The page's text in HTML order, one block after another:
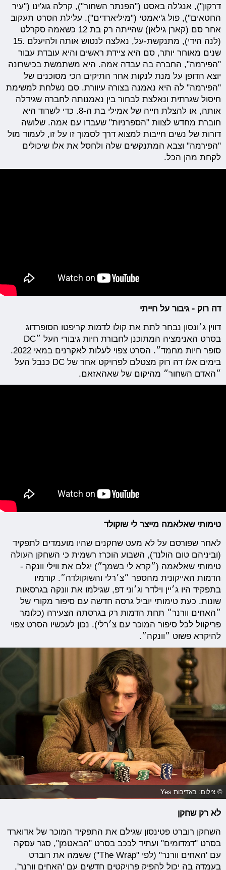
דרקון"), אנג'לה באסט ("הפנתר השחור"), קרלה גוג'ינו ("עיר
החטאים"), פול ג'יאמטי ("מיליארדים"). עלילת הסרט תעקוב
אחר סם (קארן גילאן) שהייתה רק בת 12 כשאמה סקרלט
(לנה הידי), מתנקשת-על, נאלצה לנטוש אותה ולהיעלם .15
שנים מאוחר יותר, סם היא ציידת ראשים והיא עובדת עבור
"הפירמה", החברה בה עבדה אמה. היא משתמשת בכישרונה
יוצא הדופן על מנת לנקות אחר התיקים הכי מסוכנים של
"הפירמה" לה היא נאמנה בצורה עיוורת. סם נשלחת למשימת
חיסול שגרתית ונאלצת לבחור בין נאמנותה לחברה שגידלה
אותה, או להצלת חייה של אמילי בת ה-8. כדי לשרוד היא
חוברת מחדש לצוות "הספרניות" שעבדו עם אמה. שלושה
דורות של נשים חייבות למצוא דרך לסמוך זו על זו, לעמוד מול
"הפירמה" וצבא המתנקשים שלה ולחסל את אלו שיכולים
לקחת מהן הכל.
דה רוק - גיבור על חייתי
דווין ג׳ונסון נבחר לתת את קולו לדמות קריפטו הסופרדוג
בסרט האנימציה המתוכנן לחבורת חיות גיבורי העל ״DC
סופר חיות מחמד״. הסרט צפוי לעלות לאקרנים במאי 2022.
בימים אלו דה רוק מצטלם לפרויקט אחר של DC כנבל העל
״האדם השחור״ מהיקום של שאהאזאם.
טימותי שאלאמה מייצר לי שוקולד
לאחר שפורסם על לא מעט שחקנים שהיו מועמדים לתפקיד
(וביניהם טום הולנד), השבוע הוכרז רשמית כי השחקן העולה
טימותי שאלאמה (״קרא לי בשמך״) יגלם את ווילי וונקה -
הדמות האייקונית מהספר ״צ׳רלי והשוקולדה״. קודמיו
בתפקיד היו ג׳יין וילדר וג׳וני דפ, שגילמו את וונקה בגרסאות
שונות. כעת טימותי יוביל גרסה חדשה עם סיפור מקורי של
״האחים וורנר״ תחת הדמות רק בגרסתה הצעירה (כלומר
פריקוול לכל סיפור המוכר עם צ׳רלי). נכון לעכשיו הסרט צפוי
להיקרא פשוט ״וונקה״.
© צילום: באדיבות Yes
לא רק שחקן
השחקן רוברט פטינסון שגילם את התפקיד המוכר של אדוארד
בסרט "דמדומים" ועתיד לככב בסרט "הבאטמן", סגר עסקה
עם 'האחים וורנר" (לפי "The Wrap") ששמה את רוברט
בעמדה בה יכול להפיק פרויקטים חדשים עם 'האחים וורנר',